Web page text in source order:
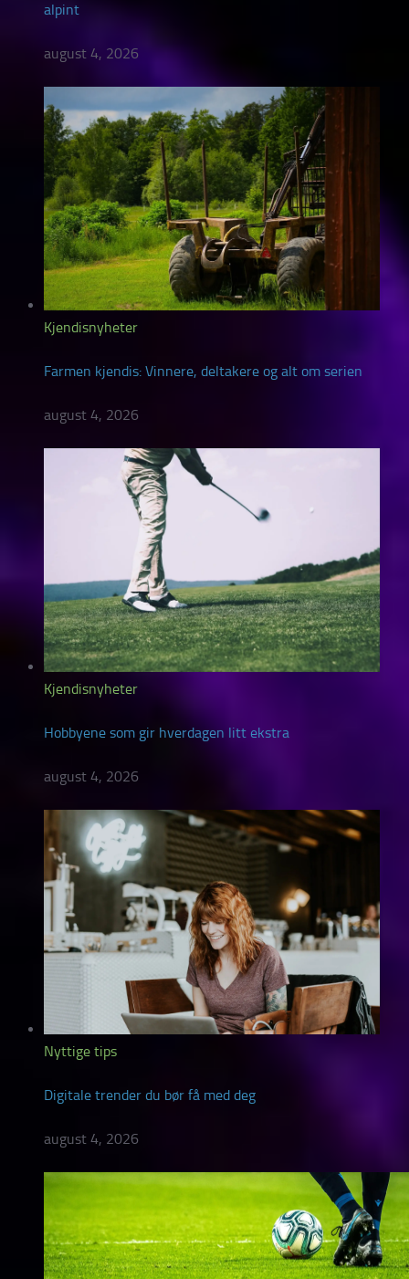
alpint
august 4, 2026
Kjendisnyheter
Farmen kjendis: Vinnere, deltakere og alt om serien
august 4, 2026
Kjendisnyheter
Hobbyene som gir hverdagen litt ekstra
august 4, 2026
Nyttige tips
Digitale trender du bør få med deg
august 4, 2026